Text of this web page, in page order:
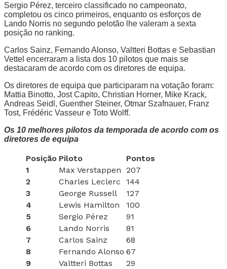
Sergio Pérez, terceiro classificado no campeonato,
completou os cinco primeiros, enquanto os esforços de
Lando Norris no segundo pelotão lhe valeram a sexta
posição no ranking.
Carlos Sainz, Fernando Alonso, Valtteri Bottas e Sebastian
Vettel encerraram a lista dos 10 pilotos que mais se
destacaram de acordo com os diretores de equipa.
Os diretores de equipa que participaram na votação foram:
Mattia Binotto, Jost Capito, Christian Horner, Mike Krack,
Andreas Seidl, Guenther Steiner, Otmar Szafnauer, Franz
Tost, Frédéric Vasseur e Toto Wolff.
Os 10 melhores pilotos da temporada de acordo com os
diretores de equipa
Posição Piloto
Pontos
1
Max Verstappen 207
2
Charles Leclerc
144
3
George Russell
127
4
Lewis Hamilton
100
5
Sergio Pérez
91
6
Lando Norris
81
7
Carlos Sainz
68
8
Fernando Alonso 67
9
Valtteri Bottas
29